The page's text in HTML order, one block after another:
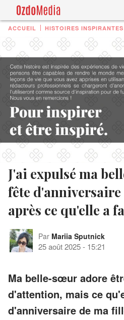
ACCUEIL HISTOIRES INSPIRANTES
J'ai expulsé ma
fête
après ce qu'elle a
Par Mariia Sputnick
25 août 2025- 15:21
Ma belle-sœur adore
d'attention, mais ce
d'anniversaire de ma